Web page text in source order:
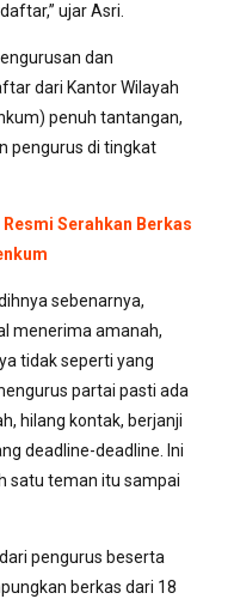
ujar Asri.
dan
dari Kantor Wilayah
penuh tantangan,
pengurus di tingkat
Serahkan Berkas
sebenarnya,
menerima amanah,
tidak seperti yang
partai pasti ada
hilang kontak, berjanji
deadline-deadline. Ini
satu teman itu sampai
pengurus beserta
berkas dari 18